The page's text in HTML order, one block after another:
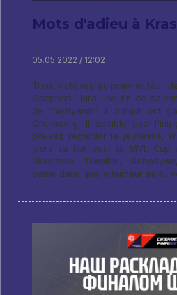
Mots d'adieu à
05.05.2022 / 12:02
Trois victoires au premier tour
Gazprom-Ugra une fin de
de "Neftyanik" à Surgut ont
Orenbourg. Il semble que
pouvez regarder la jeunesse,
jours se bat pour la MVL Cup
Skvortsov, Teenihin,
outre: dans quelle humeur es-tu